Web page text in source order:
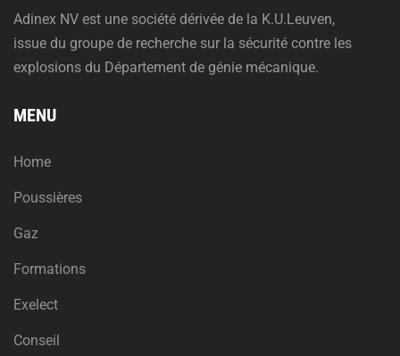
Adinex NV est une société dérivée de la K.U.Leuven,
issue du groupe de recherche sur la sécurité contre les
explosions du Département de génie mécanique.
MENU
Home
Poussières
Gaz
Formations
Exelect
Conseil